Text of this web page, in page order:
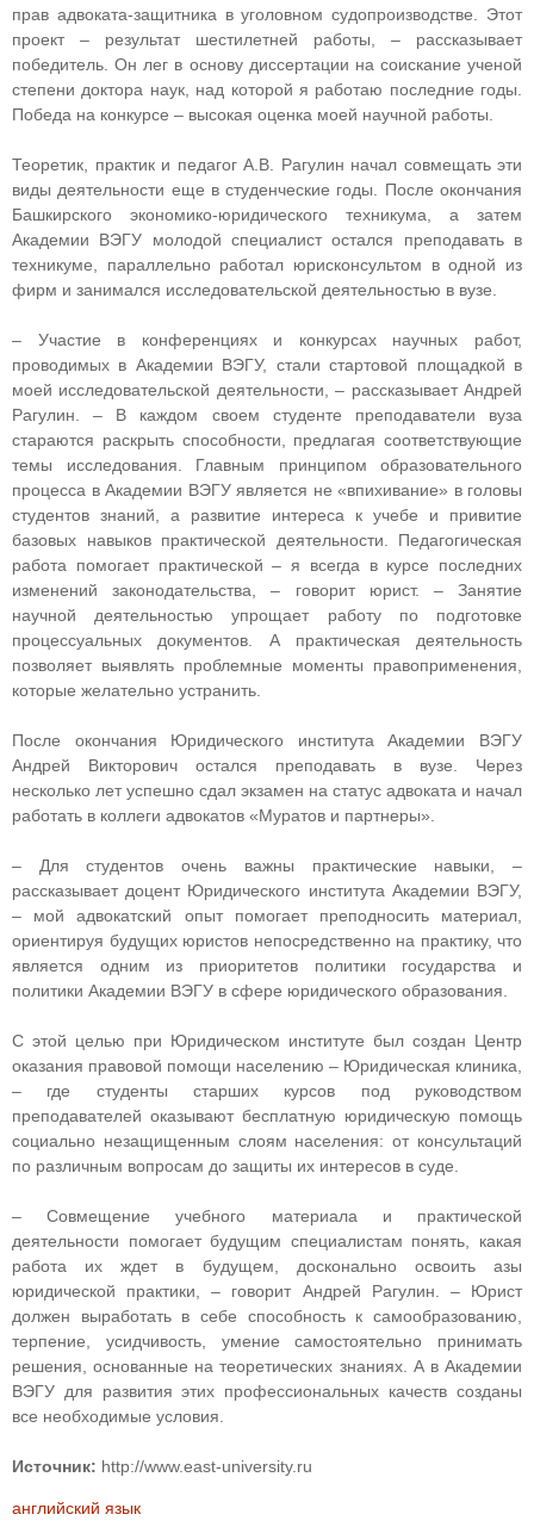
прав адвоката-защитника в уголовном судопроизводстве. Этот
проект – результат шестилетней работы, – рассказывает
победитель. Он лег в основу диссертации на соискание ученой
степени доктора наук, над которой я работаю последние годы.
Победа на конкурсе – высокая оценка моей научной работы.
Теоретик, практик и педагог А.В. Рагулин начал совмещать эти
виды деятельности еще в студенческие годы. После окончания
Башкирского экономико-юридического техникума, а затем
Академии ВЭГУ молодой специалист остался преподавать в
техникуме, параллельно работал юрисконсультом в одной из
фирм и занимался исследовательской деятельностью в вузе.
– Участие в конференциях и конкурсах научных работ,
проводимых в Академии ВЭГУ, стали стартовой площадкой в
моей исследовательской деятельности, – рассказывает Андрей
Рагулин. – В каждом своем студенте преподаватели вуза
стараются раскрыть способности, предлагая соответствующие
темы исследования. Главным принципом образовательного
процесса в Академии ВЭГУ является не «впихивание» в головы
студентов знаний, а развитие интереса к учебе и привитие
базовых навыков практической деятельности. Педагогическая
работа помогает практической – я всегда в курсе последних
изменений законодательства, – говорит юрист. – Занятие
научной деятельностью упрощает работу по подготовке
процессуальных документов. А практическая деятельность
позволяет выявлять проблемные моменты правоприменения,
которые желательно устранить.
После окончания Юридического института Академии ВЭГУ
Андрей Викторович остался преподавать в вузе. Через
несколько лет успешно сдал экзамен на статус адвоката и начал
работать в коллеги адвокатов «Муратов и партнеры».
– Для студентов очень важны практические навыки, –
рассказывает доцент Юридического института Академии ВЭГУ,
– мой адвокатский опыт помогает преподносить материал,
ориентируя будущих юристов непосредственно на практику, что
является одним из приоритетов политики государства и
политики Академии ВЭГУ в сфере юридического образования.
С этой целью при Юридическом институте был создан Центр
оказания правовой помощи населению – Юридическая клиника,
– где студенты старших курсов под руководством
преподавателей оказывают бесплатную юридическую помощь
социально незащищенным слоям населения: от консультаций
по различным вопросам до защиты их интересов в суде.
– Совмещение учебного материала и практической
деятельности помогает будущим специалистам понять, какая
работа их ждет в будущем, досконально освоить азы
юридической практики, – говорит Андрей Рагулин. – Юрист
должен выработать в себе способность к самообразованию,
терпение, усидчивость, умение самостоятельно принимать
решения, основанные на теоретических знаниях. А в Академии
ВЭГУ для развития этих профессиональных качеств созданы
все необходимые условия.
Источник: http://www.east-university.ru
английский язык